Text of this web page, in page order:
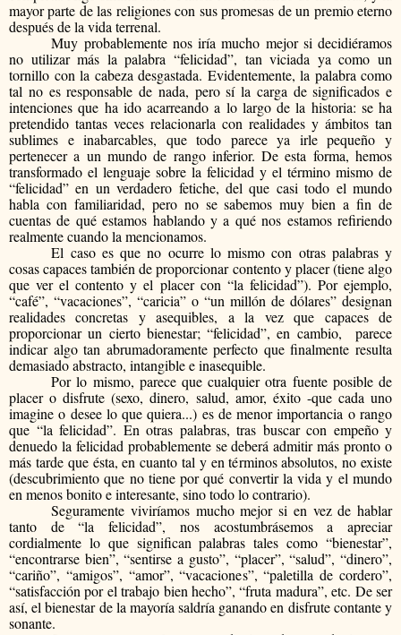
mayor parte de las religiones con sus promesas de un premio eterno
después de la vida terrenal.
Muy probablemente nos iría mucho mejor si decidiéramos
no utilizar más la palabra “felicidad”, tan viciada ya como un
tornillo con la cabeza desgastada. Evidentemente, la palabra como
tal no es responsable de nada, pero sí la carga de significados e
intenciones que ha ido acarreando a lo largo de la historia: se ha
pretendido tantas veces relacionarla con realidades y ámbitos tan
sublimes e inabarcables, que todo parece ya irle pequeño y
pertenecer a un mundo de rango inferior. De esta forma, hemos
transformado el lenguaje sobre la felicidad y el término mismo de
“felicidad” en un verdadero fetiche, del que casi todo el mundo
habla con familiaridad, pero no se sabemos muy bien a fin de
cuentas de qué estamos hablando y a qué nos estamos refiriendo
realmente cuando la mencionamos.
El caso es que no ocurre lo mismo con otras palabras y
cosas capaces también de proporcionar contento y placer (tiene algo
que ver el contento y el placer con “la felicidad”). Por ejemplo,
“café”, “vacaciones”, “caricia” o “un millón de dólares” designan
realidades concretas y asequibles, a la vez que capaces de
proporcionar un cierto bienestar; “felicidad”, en cambio,
parece
indicar algo tan abrumadoramente perfecto que finalmente resulta
demasiado abstracto, intangible e inasequible.
Por lo mismo, parece que cualquier otra fuente posible de
placer o disfrute (sexo, dinero, salud, amor, éxito -que cada uno
imagine o desee lo que quiera...) es de menor importancia o rango
que “la felicidad”. En otras palabras, tras buscar con empeño y
denuedo la felicidad probablemente se deberá admitir más pronto o
más tarde que ésta, en cuanto tal y en términos absolutos, no existe
(descubrimiento que no tiene por qué convertir la vida y el mundo
en menos bonito e interesante, sino todo lo contrario).
Seguramente viviríamos mucho mejor si en vez de hablar
tanto de “la felicidad”, nos acostumbrásemos a apreciar
cordialmente lo que significan palabras tales como “bienestar”,
“encontrarse bien”, “sentirse a gusto”, “placer”, “salud”, “dinero”,
“cariño”, “amigos”, “amor”, “vacaciones”, “paletilla de cordero”,
“satisfacción por el trabajo bien hecho”, “fruta madura”, etc. De ser
así, el bienestar de la mayoría saldría ganando en disfrute contante y
sonante.